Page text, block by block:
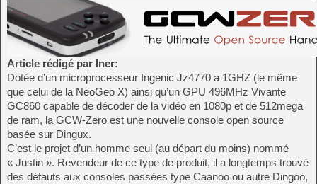
Article rédigé par Iner:
Dotée d’un microprocesseur Ingenic Jz4770 a 1GHZ (le même
que celui de la NeoGeo X) ainsi qu’un GPU 496MHz Vivante
GC860 capable de décoder de la vidéo en 1080p et de 512mega
de ram, la GCW-Zero est une nouvelle console open source
basée sur Dingux.
C’est le projet d’un homme seul (au départ du moins) nommé
« Justin ». Revendeur de ce type de produit, il a longtemps trouvé
des défauts aux consoles passées type Caanoo ou autre Dingoo,